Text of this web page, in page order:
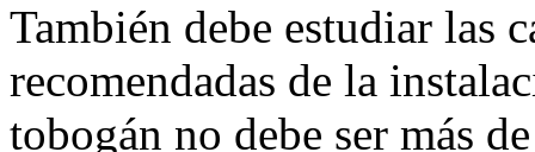
También debe estudiar las
recomendadas de la
tobogán no debe ser más